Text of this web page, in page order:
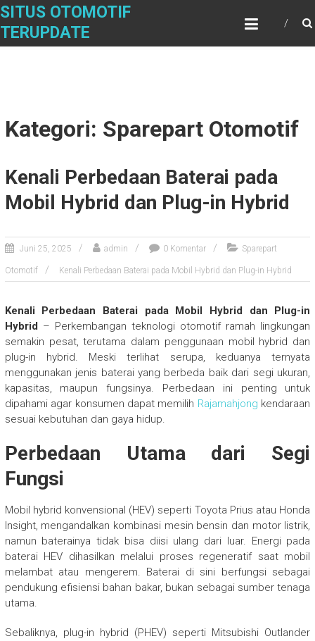
Skip
content
SITUS OTOMOTIF
TERUPDATE
Kategori: Sparepart Otomotif
Kenali Perbedaan Baterai pada
Mobil Hybrid dan Plug-in Hybrid
Juni 25, 2025 admin 0 Komentar Sparepart
Otomotif Kenali Perbedaan Baterai pada Mobil Hybrid dan Plug-in Hybrid
Kenali Perbedaan Baterai pada Mobil Hybrid dan Plug-in
Hybrid – Perkembangan teknologi otomotif ramah lingkungan
semakin pesat, terutama dalam penggunaan mobil hybrid dan
plug-in hybrid. Meski terlihat serupa, keduanya ternyata
menggunakan jenis baterai yang berbeda baik dari segi ukuran,
kapasitas, maupun fungsinya. Perbedaan ini penting untuk
dipahami agar konsumen dapat memilih Rajamahjong kendaraan
sesuai kebutuhan dan gaya hidup.
Perbedaan Utama dari Segi
Fungsi
Mobil hybrid konvensional (HEV) seperti Toyota Prius atau Honda
Insight, mengandalkan kombinasi mesin bensin dan motor listrik,
namun baterainya tidak bisa diisi ulang dari luar. Energi pada
baterai HEV dihasilkan melalui proses regeneratif saat mobil
melambat atau mengerem. Baterai di sini berfungsi sebagai
pendukung efisiensi bahan bakar, bukan sebagai sumber tenaga
utama.
Sebaliknya, plug-in hybrid (PHEV) seperti Mitsubishi Outlander